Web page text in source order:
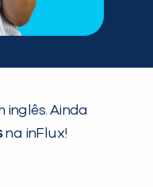
inglês. Ainda
na inFlux!